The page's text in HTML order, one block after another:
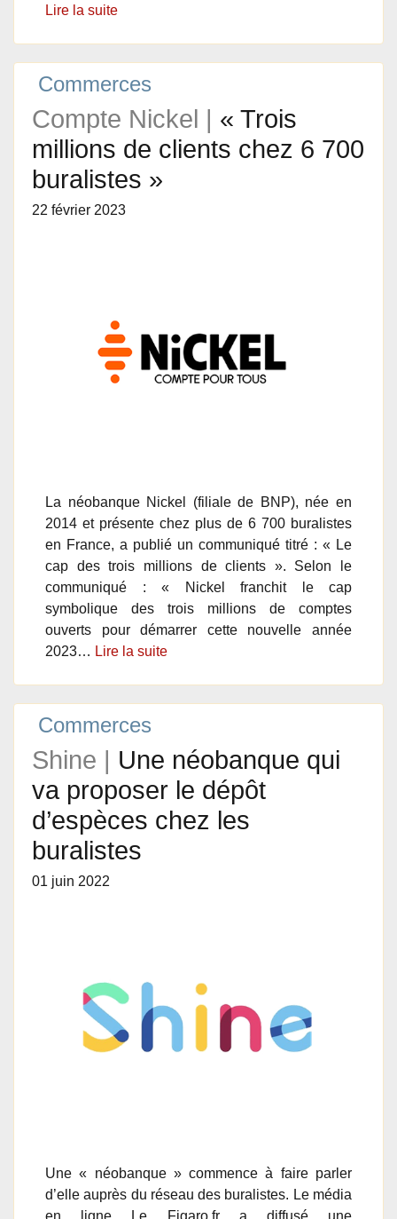
Lire la suite
Commerces
Compte Nickel | « Trois
millions de clients chez 6 700
buralistes »
22 février 2023
La néobanque Nickel (filiale de BNP), née en
2014 et présente chez plus de 6 700 buralistes
en France, a publié un communiqué titré : « Le
cap des trois millions de clients ». Selon le
communiqué : « Nickel franchit le cap
symbolique des trois millions de comptes
ouverts pour démarrer cette nouvelle année
2023… Lire la suite
Commerces
Shine | Une néobanque qui
va proposer le dépôt
d’espèces chez les
buralistes
01 juin 2022
Une « néobanque » commence à faire parler
d’elle auprès du réseau des buralistes. Le média